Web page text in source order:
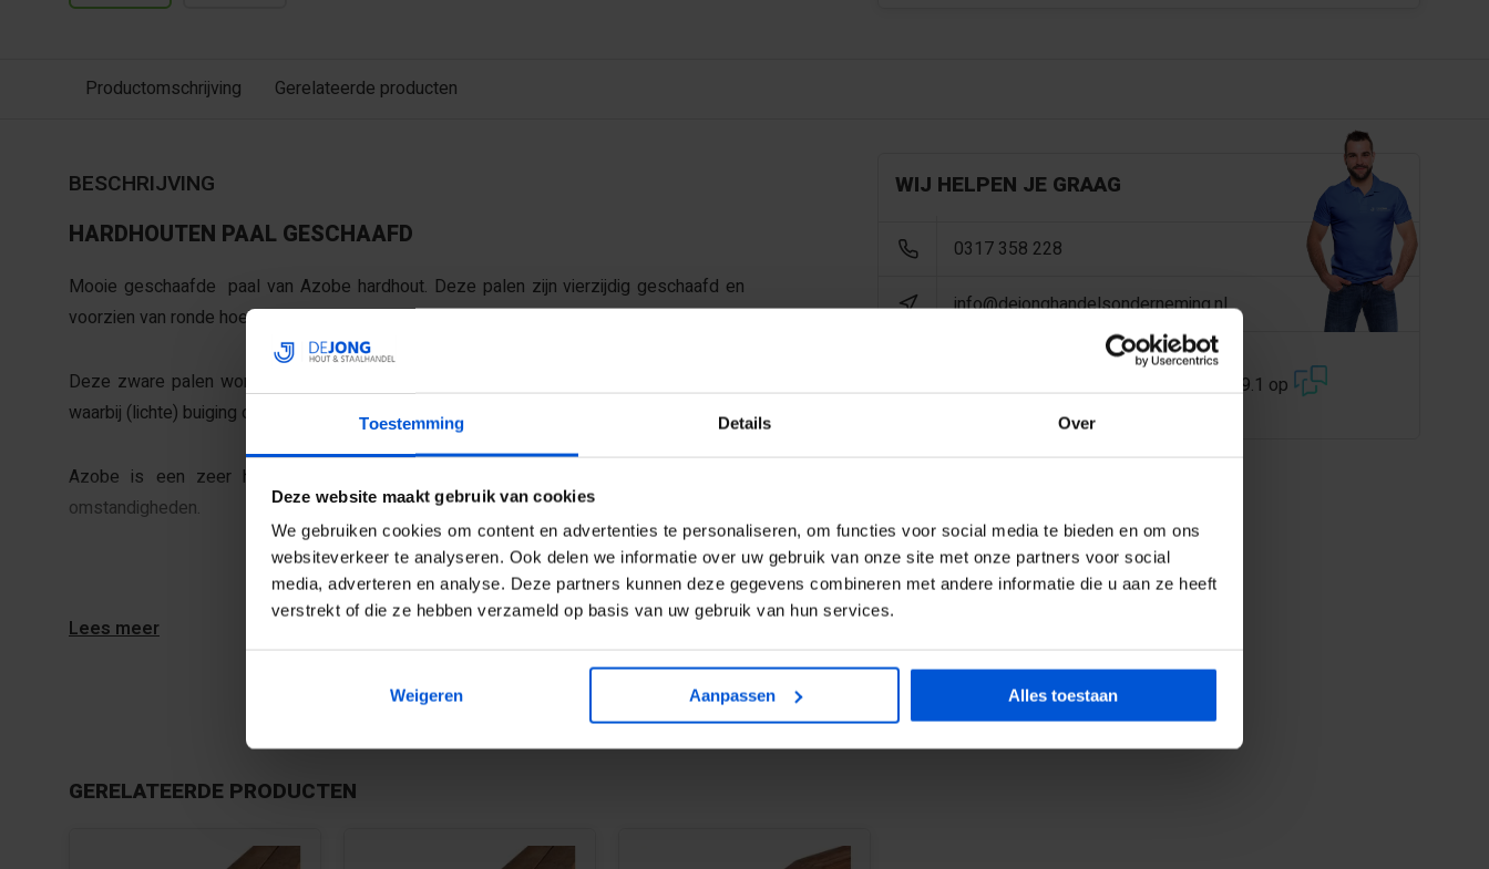
Toestemming Details Over
Deze website maakt gebruik van cookies
We gebruiken cookies om content en advertenties te personaliseren, om functies voor social media te bieden en om ons
websiteverkeer te analyseren. Ook delen we informatie over uw gebruik van onze site met onze partners voor social
media, adverteren en analyse. Deze partners kunnen deze gegevens combineren met andere informatie die u aan ze heeft
verstrekt of die ze hebben verzameld op basis van uw gebruik van hun services.
Weigeren Aanpassen Alles toestaan
Productomschrijving Gerelateerde producten
BESCHRIJVING
HARDHOUTEN PAAL GESCHAAFD
Mooie geschaafde paal van Azobe hardhout. Deze palen zijn vierzijdig geschaafd en
voorzien van ronde hoekjes.
Deze zware palen worden gebruikt bij zwaardere constructies zoals poortdeuren etc.
waarbij (lichte) buiging ongewenst is.
Azobe is een zeer harde houtsoort en heeft een lange levensduur in vochtige
omstandigheden.
Download Productveiligheid en contactgegevens TABS
Lees meer
WIJ HELPEN JE GRAAG
0317 358 228
info@dejonghandelsonderneming.nl
klanten geven ons een 9.1 op
GERELATEERDE PRODUCTEN